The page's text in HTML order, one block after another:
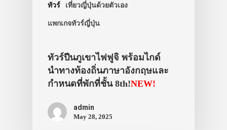
ทัวร์ เที่ยวญี่ปุ่นด้วยตัวเอง
แพกเกจทัวร์ญี่ปุ่น
ทัวร์ปีนภูเขาไฟฟูจิ พร้อมไกด์
นำทางท้องถิ่นภาษาอังกฤษและ
กำหนดที่พักที่ชั้น 8th!NEW!
admin
May 28, 2025